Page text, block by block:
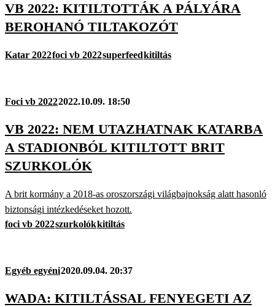
VB 2022: KITILTOTTÁK A PÁLYÁRA
BEROHANÓ TILTAKOZÓT
Katar 2022foci vb 2022superfeedkitiltás
Foci vb 20222022.10.09. 18:50
VB 2022: NEM UTAZHATNAK KATARBA
A STADIONBÓL KITILTOTT BRIT
SZURKOLÓK
A brit kormány a 2018-as oroszországi világbajnokság alatt hasonló
biztonsági intézkedéseket hozott.
foci vb 2022szurkolókkitiltás
Egyéb egyéni2020.09.04. 20:37
WADA: KITILTÁSSAL FENYEGETI AZ